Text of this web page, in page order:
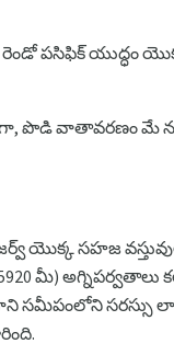
పసిఫిక్ యుద్ధం
వాతావరణం మే నుండి
యొక్క సహజ
మీ) అగ్నిపర్వతాలు
సమీపంలోని సరస్సు